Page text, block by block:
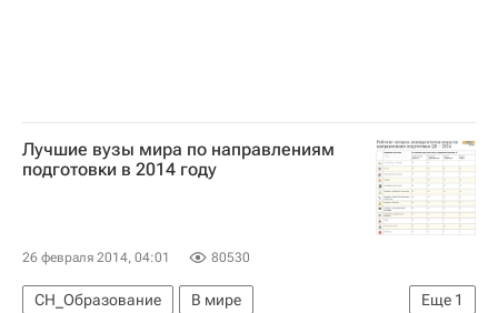
Лучшие вузы мира по направлениям
подготовки в 2014 году
26 февраля 2014, 04:01 80530
Еще 1
СН_Образование
В мире